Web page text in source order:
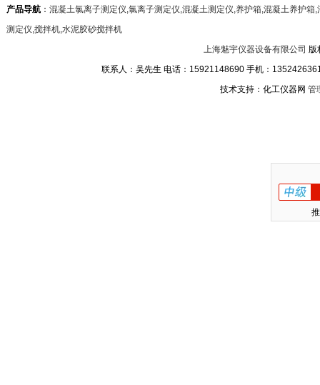
产品导航 ： 混凝土氯离子测定仪,氯离子测定仪,混凝土测定仪,养护箱,混凝土养护箱,
测定仪,搅拌机,水泥胶砂搅拌机
上海魅宇仪器设备有限公司 版
联系人：吴先生 电话：15921148690 手机：
技术支持：化工仪器网 管